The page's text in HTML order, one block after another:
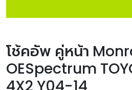
โช้คอัพ คู่หน้า
OESpectrum
4X2 Y04-14